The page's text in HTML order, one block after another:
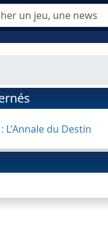
L'Annale du Destin